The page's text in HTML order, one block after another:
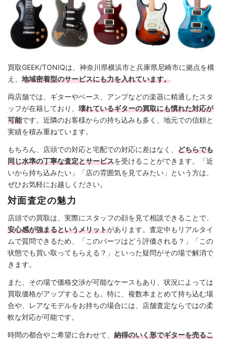
買取GEEK/TONIQは、神奈川県横浜市と兵庫県尼崎市に拠点を構
え、 地域密着型のサービスにも力を入れています。
両店舗では、ギターやベース、アンプなどの楽器に精通したスタ
ッフが在籍しており、 壊れているギターの買取にも慣れた対応が
可能です。近隣のお客様からの持ち込みも多く、地元での信頼と
実績を積み重ねています。
もちろん、店頭での対応と宅配での対応に差はなく、 どちらでも
同じ水準の丁寧な査定とサービスを受けることができます。「近
いから持ち込みたい」「店の雰囲気を見てみたい」という方は、
ぜひお気軽にお越しください。
対面査定の魅力
店頭での買取は、実際にスタッフの顔を見て相談できることで、
安心感が強まるというメリットがあります。査定中もリアルタイ
ムで質問できるため、「このパーツはどう評価される？」「この
状態でも買い取ってもらえる？」といった疑問がその場で解消で
きます。
また、その場で価格交渉が可能なケースもあり、状況によっては
買取価格がアップすることも。特に、複数本まとめて持ち込む場
合や、レアなモデルをお持ちの場合には、店舗査定ならではの柔
軟な対応が可能です。
時間の都合やご希望に合わせて、 納得のいく形でギターを売るこ